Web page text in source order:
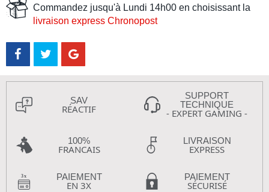
Commandez jusqu'à Lundi 14h00 en choisissant la
livraison express Chronopost
SAV
RÉACTIF
SUPPORT
TECHNIQUE
- EXPERT GAMING -
100%
FRANCAIS
LIVRAISON
EXPRESS
PAIEMENT
EN 3X
PAIEMENT
SÉCURISÉ